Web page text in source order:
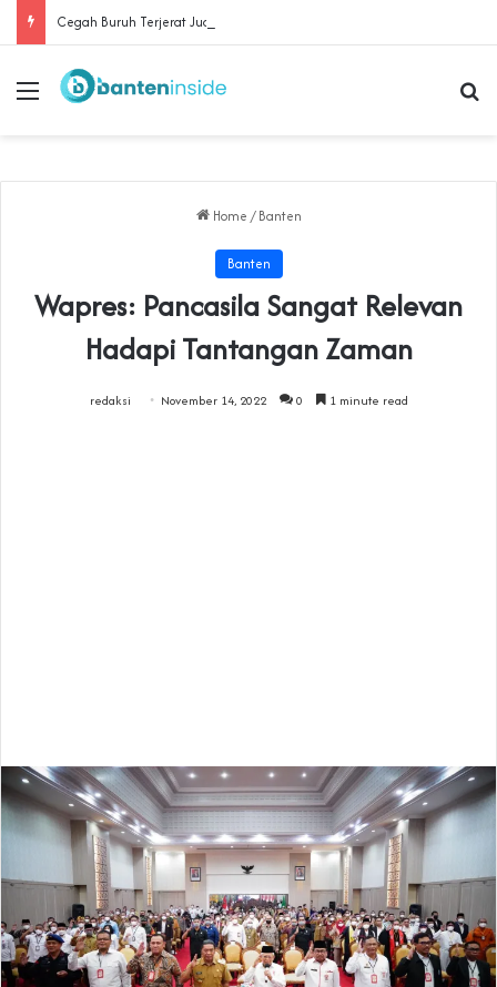
Menu
Home / Banten
Banten
Wapres: Pancasila Sangat Relevan
Hadapi Tantangan Zaman
redaksi November 14, 2022 0 1 minute read